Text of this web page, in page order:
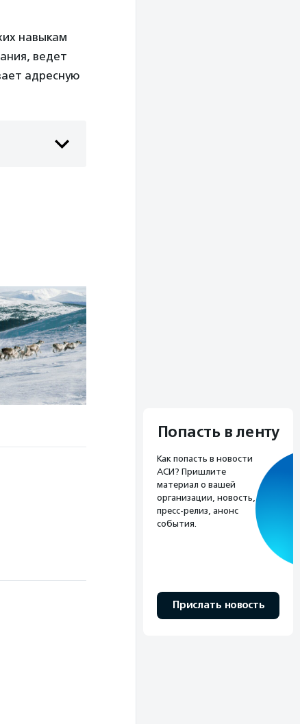
навыкам
ведет
адресную
Попасть в ленту
Как попасть в новости
АСИ? Пришлите
материал о вашей
организации, новость,
пресс-релиз, анонс
события.
Прислать новость